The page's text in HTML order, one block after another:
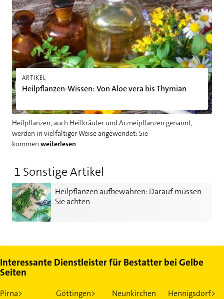
ARTIKEL
Heilpflanzen-Wissen: Von Aloe vera bis Thymian
Heilpflanzen, auch Heilkräuter und Arzneipflanzen genannt,
werden in vielfältiger Weise angewendet: Sie
kommen weiterlesen
1 Sonstige Artikel
Heilpflanzen aufbewahren: Darauf müssen
Sie achten
Heilpflanzen aufbewahren: Darauf müssen Sie achten
Interessante Dienstleister für Bestatter bei Gelbe
Seiten
Pirna> Göttingen>
Neunkirchen
Hennigsdorf>